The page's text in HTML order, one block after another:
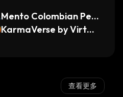
Mento Colombian Pes
o
KarmaVerse by Virtua
查看更多